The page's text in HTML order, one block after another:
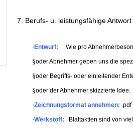
7. Berufs- u. leistungsfähige Antwort
· Entwurf: Wie pro
§oder Abnehmer geben uns die
§oder Begriffs- oder einleitender
§oder der Abnehmer skizzierte Idee.
·Zeichnungsformat annehmen: .pdf
·Werkstoff:
Blattaktien sind von